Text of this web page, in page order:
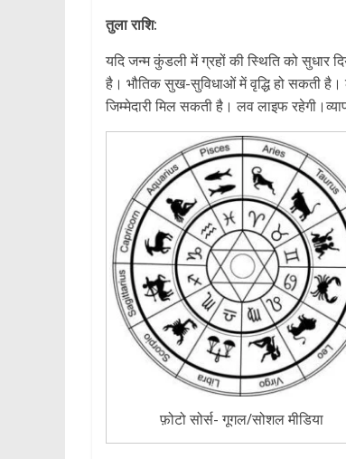
तुला राशि:
यदि जन्म कुंडली में ग्रहों की स्थिति को सुधार
है। भौतिक सुख-सुविधाओं में वृद्धि हो सकती
जिम्मेदारी मिल सकती है। लव लाइफ
फ़ोटो सोर्स- गूगल/सोशल मीडिया